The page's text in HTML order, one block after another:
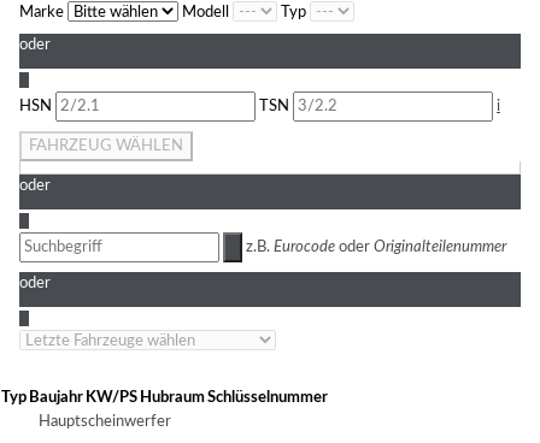
Marke
Modell Typ
oder
HSN
TSN i
FAHRZEUG WÄHLEN
oder
z.B. Eurocode oder Originalteilenummer
oder
Typ Baujahr KW/PS HubraumSchlüsselnummer
Hauptscheinwerfer